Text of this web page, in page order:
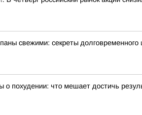
свежими: секреты долговременного
похудении: что мешает достичь